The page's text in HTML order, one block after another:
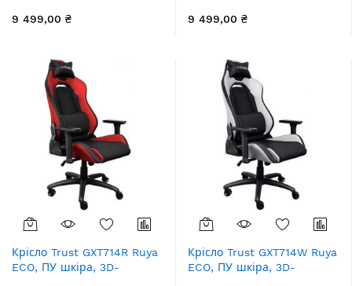
9 499,00 ₴
9 499,00 ₴
Крісло Trust GXT714R Ruya
ECO, ПУ шкіра, 3D-
Крісло Trust GXT714W Ruya
ECO, ПУ шкіра, 3D-